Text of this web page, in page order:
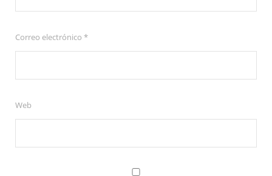
Correo electrónico *
Web